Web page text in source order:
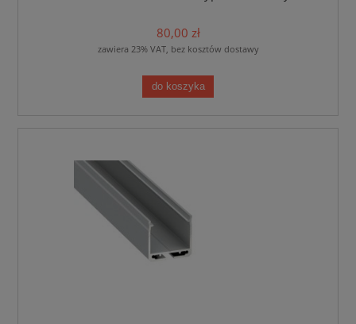
80,00 zł
zawiera 23% VAT, bez kosztów dostawy
do koszyka